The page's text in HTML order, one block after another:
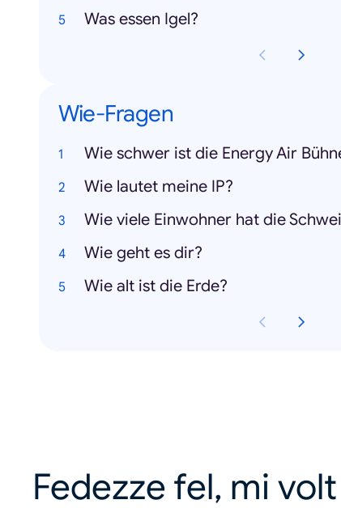
Was essen Igel?
Wie-Fragen
Wie schwer ist die Energy Air
Wie lautet meine IP?
Wie viele Einwohner hat die
Wie geht es dir?
Wie alt ist die Erde?
Fedezze fel, mi